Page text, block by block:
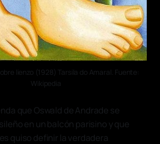
lienzo (1928) Tarsila do Amaral. Fuente:
Wikipedia
que Oswald de Andrade se
en un balcón parisino y que
quiso definir la verdadera